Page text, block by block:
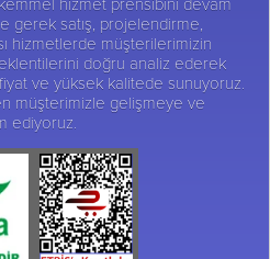
gerek satış, projelendirme,
hizmetlerde müşterilerimizin
doğru analiz ederek
ve yüksek kalitede sunuyoruz.
müşterimizle gelişmeye ve
ediyoruz.